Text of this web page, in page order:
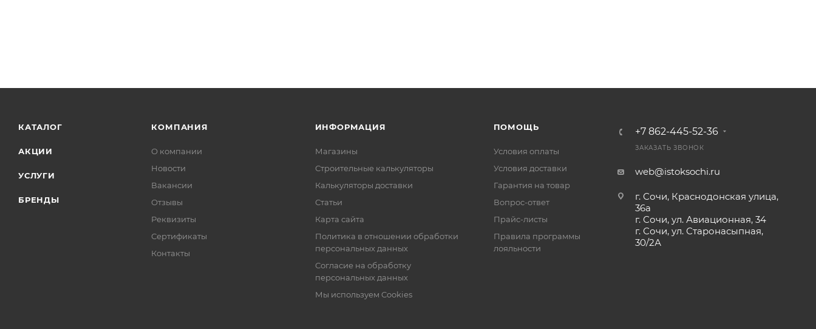
КАТАЛОГ
АКЦИИ
УСЛУГИ
БРЕНДЫ
КОМПАНИЯ
О компании
Новости
Вакансии
Отзывы
Реквизиты
Сертификаты
Контакты
ИНФОРМАЦИЯ
Магазины
Строительные калькуляторы
Калькуляторы доставки
Статьи
Карта сайта
Политика в отношении обработки
персональных данных
Согласие на обработку
персональных данных
Мы используем Cookies
ПОМОЩЬ
Условия оплаты
Условия доставки
Гарантия на товар
Вопрос-ответ
Прайс-листы
Правила программы
лояльности
+7 862-445-52-36
ЗАКАЗАТЬ ЗВОНОК
web@istoksochi.ru
г. Сочи, Краснодонская улица,
36а
г. Сочи, ул. Авиационная, 34
г. Сочи, ул. Старонасыпная,
30/2А